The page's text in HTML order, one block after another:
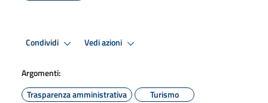
Condividi Vedi azioni
Argomenti:
Trasparenza amministrativa
Turismo